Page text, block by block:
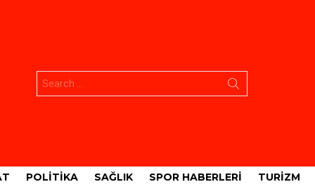
POLITIKA SAĞLIK SPOR HABERLERI TURIZM